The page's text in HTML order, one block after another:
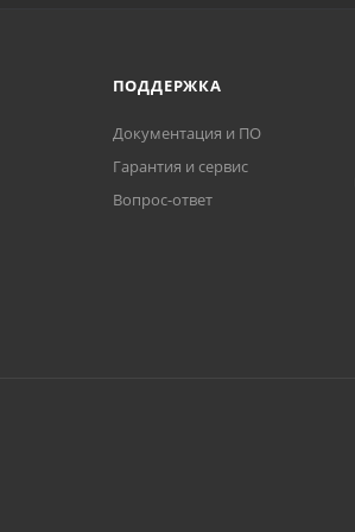
ПОДДЕРЖКА
Документация и ПО
Гарантия и сервис
Вопрос-ответ